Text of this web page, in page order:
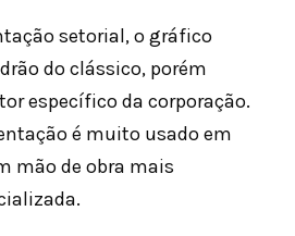
setorial, o gráfico
do clássico, porém
específico da corporação.
é muito usado em
mão de obra mais